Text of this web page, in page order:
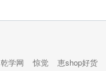
乾学网 惊觉 恵shop好货